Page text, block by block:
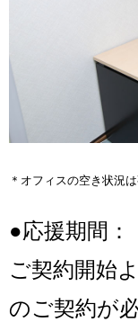
＊オフィスの空き状況
●応援期間：
ご契約開始
のご契約が